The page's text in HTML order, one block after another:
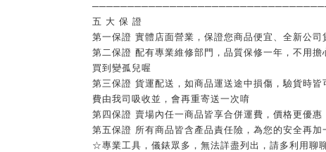
五 大 保 證
第一保證 實體店面營業，保證您商品便宜、全新公司
第二保證 配有專業維修部門，品質保修一年，不用擔
買到變孤兒喔
第三保證 貨運配送，如商品運送途中損傷，驗貨時皆
費由我司吸收並，會再重寄送一次唷
第四保證 賣場內任一商品皆享合併運費，價格更優惠
第五保證 所有商品皆含產品責任險，為您的安全再加
☆專業工具，儀錶眾多，無法詳盡列出，請多利用聊